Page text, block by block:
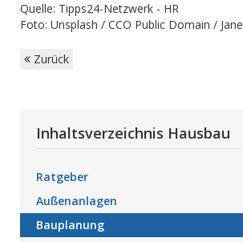
Quelle: Tipps24-Netzwerk - HR
Foto: Unsplash / CCO Public Domain /
Zurück
Inhaltsverzeichnis Hausbau
Ratgeber
Außenanlagen
Bauplanung